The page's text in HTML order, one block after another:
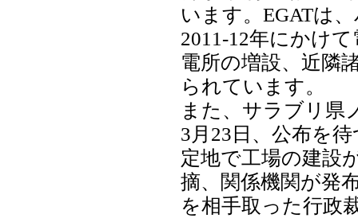
います。EGATは
2011-12年にかけ
電所の増設、近隣
られています。
また、サラブリ県
3月23日、公布を
定地で工場の建設
摘、関係機関が発
を相手取った行政